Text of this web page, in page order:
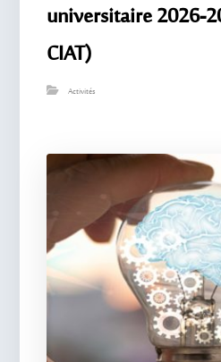
universitaire 2026-
CIAT)
Activités